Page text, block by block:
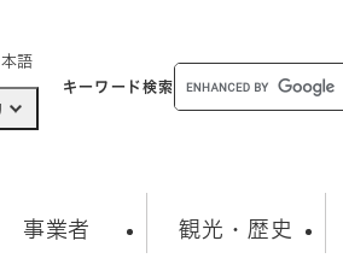
語
キーワード検索
事業者 観光・歴史